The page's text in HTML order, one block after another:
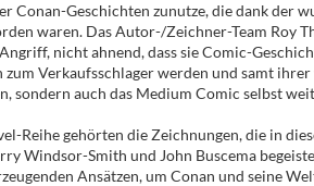
Conan-Geschichten zunutze, die dank der
waren. Das Autor-/Zeichner-Team Roy
nicht ahnend, dass sie Comic-
zum Verkaufsschlager werden und samt
sondern auch das Medium Comic selbst
Reihe gehörten die Zeichnungen, die in
Windsor-Smith und John Buscema
Ansätzen, um Conan und seine